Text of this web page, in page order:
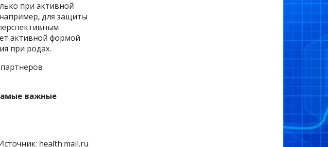
при активной
для защиты
активной формой
при родах.
важные
health.mail.ru